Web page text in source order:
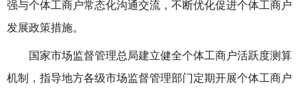
强与个体工商户常态化沟通交流，不断优化促进个体工商户
发展政策措施。
国家市场监督管理总局建立健全个体工商户活跃度测算
机制
，指导地方各级市场监督管理部门定期开展个体工商户